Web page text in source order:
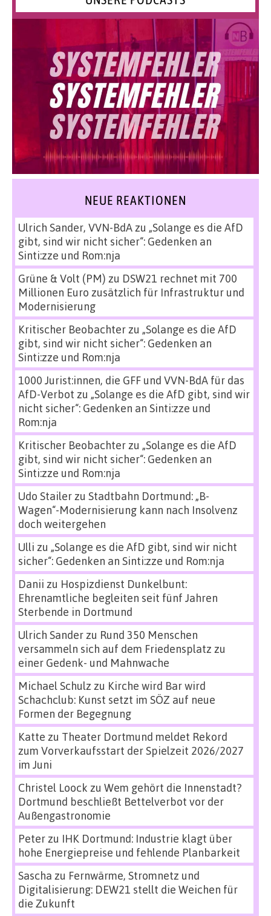
NEUE REAKTIONEN
Ulrich Sander, VVN-BdAzu „Solange es die AfD
gibt, sind wir nicht sicher“: Gedenken an
Sinti:zze und Rom:nja
Grüne & Volt (PM) zu DSW21 rechnet mit 700
Millionen Euro zusätzlich für Infrastruktur und
Modernisierung
Kritischer Beobachterzu „Solange es die AfD
gibt, sind wir nicht sicher“: Gedenken an
Sinti:zze und Rom:nja
1000 Jurist:innen, die GFF und VVN-BdA für das
AfD-Verbot zu „Solange es die AfD gibt, sind wir
nicht sicher“: Gedenken an Sinti:zze und
Rom:nja
Kritischer Beobachterzu „Solange es die AfD
gibt, sind wir nicht sicher“: Gedenken an
Sinti:zze und Rom:nja
Udo Stailerzu Stadtbahn Dortmund: „B-
Wagen“-Modernisierung kann nach Insolvenz
doch weitergehen
Ulli zu „Solange es die AfD gibt, sind wir nicht
sicher“: Gedenken an Sinti:zze und Rom:nja
Danii zu Hospizdienst Dunkelbunt:
Ehrenamtliche begleiten seit fünf Jahren
Sterbende in Dortmund
Ulrich Sanderzu Rund 350 Menschen
versammeln sich auf dem Friedensplatz zu
einer Gedenk- und Mahnwache
Michael Schulz zu Kirche wird Bar wird
Schachclub: Kunst setzt im SÖZ auf neue
Formen der Begegnung
Katte zu Theater Dortmund meldet Rekord
zum Vorverkaufsstart der Spielzeit 2026/2027
im Juni
Christel Loock zu Wem gehört die Innenstadt?
Dortmund beschließt Bettelverbot vor der
Außengastronomie
Peterzu IHK Dortmund: Industrie klagt über
hohe Energiepreise und fehlende Planbarkeit
Sascha zu Fernwärme, Stromnetz und
Digitalisierung: DEW21 stellt die Weichen für
die Zukunft